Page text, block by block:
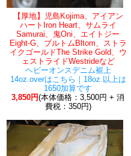
【厚地】児島Kojima、アイアン
ハートIron Heart、サムライ
Samurai、鬼Oni、エイトジー
Eight-G、ブルトムBltom、ストラ
イクゴールドThe Strike Gold、ウ
ェストライドWestrideなど
ヘビーオンスデニム裾上
14oz.overはこちら｜18oz.以上は
1650加算です
3,850円(本体価格：3,500円 + 消
費税：350円)